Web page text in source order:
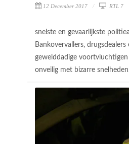
12 December 2017 RTL 7
snelste en gevaarlijkste
Bankovervallers, drugsdealers
gewelddadige
onveilig met bizarre